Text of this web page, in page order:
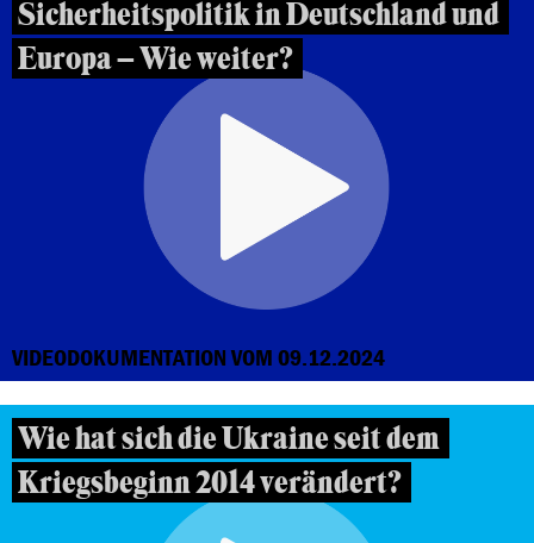
Sicherheitspolitik in Deutschland und
Europa – Wie weiter?
VIDEODOKUMENTATION VOM 09.12.2024
Wie hat sich die Ukraine seit dem
Kriegsbeginn 2014 verändert?